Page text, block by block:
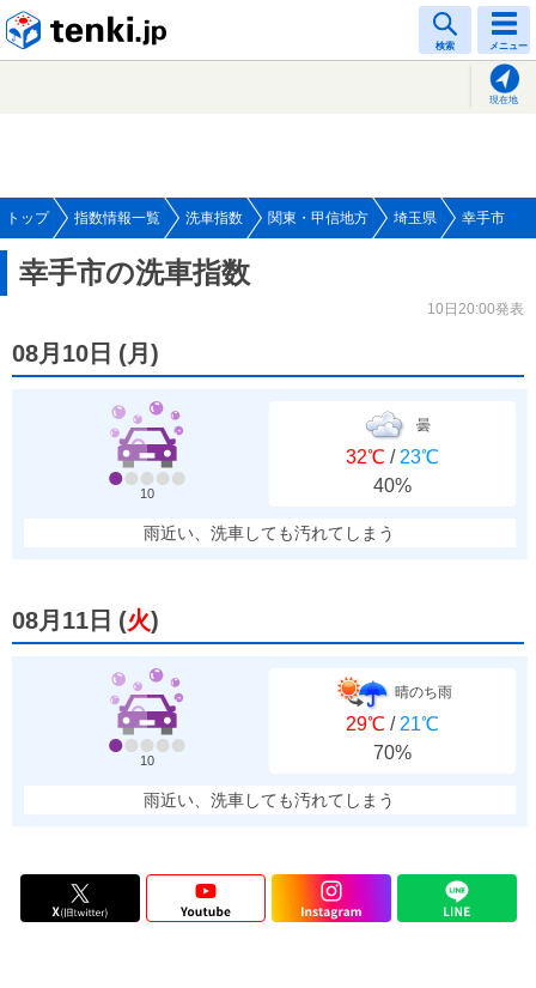
検索 メニュー
現在地
トップ 指数情報一覧 洗車指数 関東・甲信地方 埼玉県 幸手市
幸手市の洗車指数
10日20:00発表
08月10日 (月 )
10
曇
32℃ / 23℃
40%
雨近い、洗車しても汚れてしまう
08月11日 (火)
10
晴のち雨
29℃ / 21℃
70%
雨近い、洗車しても汚れてしまう